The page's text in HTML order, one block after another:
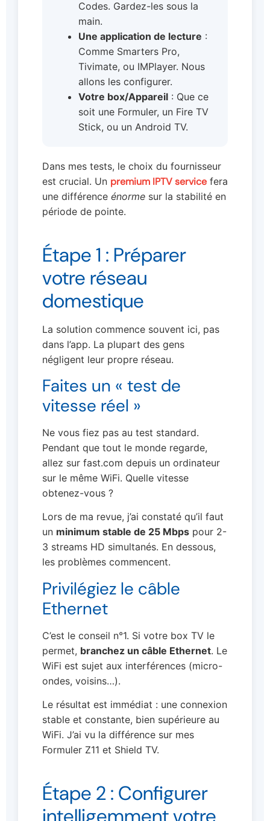
Codes. Gardez-les sous la
main.
Une application de lecture :
Comme Smarters Pro,
Tivimate, ou IMPlayer. Nous
allons les configurer.
Votre box/Appareil : Que ce
soit une Formuler, un Fire TV
Stick, ou un Android TV.
Dans mes tests, le choix du fournisseur
est crucial. Un premium IPTV service fera
une différence énorme sur la stabilité en
période de pointe.
Étape 1 : Préparer
votre réseau
domestique
La solution commence souvent ici, pas
dans l’app. La plupart des gens
négligent leur propre réseau.
Faites un « test de
vitesse réel »
Ne vous fiez pas au test standard.
Pendant que tout le monde regarde,
allez sur fast.com depuis un ordinateur
sur le même WiFi. Quelle vitesse
obtenez-vous ?
Lors de ma revue, j’ai constaté qu’il faut
un minimum stable de 25 Mbps pour 2-
3 streams HD simultanés. En dessous,
les problèmes commencent.
Privilégiez le câble
Ethernet
C’est le conseil n°1. Si votre box TV le
permet, branchez un câble Ethernet. Le
WiFi est sujet aux interférences (micro-
ondes, voisins…).
Le résultat est immédiat : une connexion
stable et constante, bien supérieure au
WiFi. J’ai vu la différence sur mes
Formuler Z11 et Shield TV.
Étape 2 : Configurer